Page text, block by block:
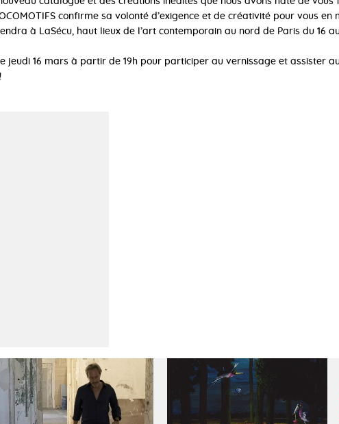
confirme sa volonté d’exigence et de créativité pour vous en
à LaSécu, haut lieux de l’art contemporain au nord de Paris du 16 au
jeudi 16 mars à partir de 19h pour participer au vernissage et assister